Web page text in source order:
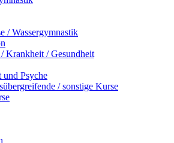
/ Wassergymnastik
Krankheit / Gesundheit
und Psyche
/ sonstige Kurse